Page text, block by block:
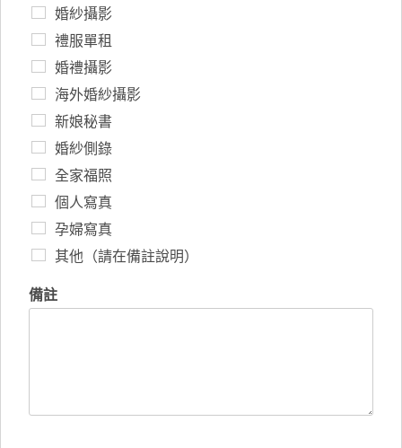
婚紗攝影
禮服單租
婚禮攝影
海外婚紗攝影
新娘秘書
婚紗側錄
全家福照
個人寫真
孕婦寫真
其他（請在備註說明）
備註